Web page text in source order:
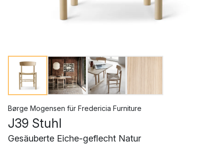
Børge Mogensen für Fredericia Furniture
J39 Stuhl
Gesäuberte Eiche-geflecht Natur